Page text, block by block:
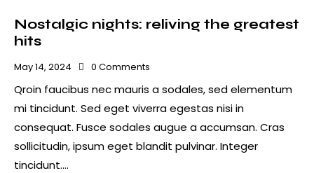
Nostalgic nights: reliving the greatest
hits
May 14, 2024 0 Comments
Qroin faucibus nec mauris a sodales, sed elementum
mi tincidunt. Sed eget viverra egestas nisi in
consequat. Fusce sodales augue a accumsan. Cras
sollicitudin, ipsum eget blandit pulvinar. Integer
tincidunt.…